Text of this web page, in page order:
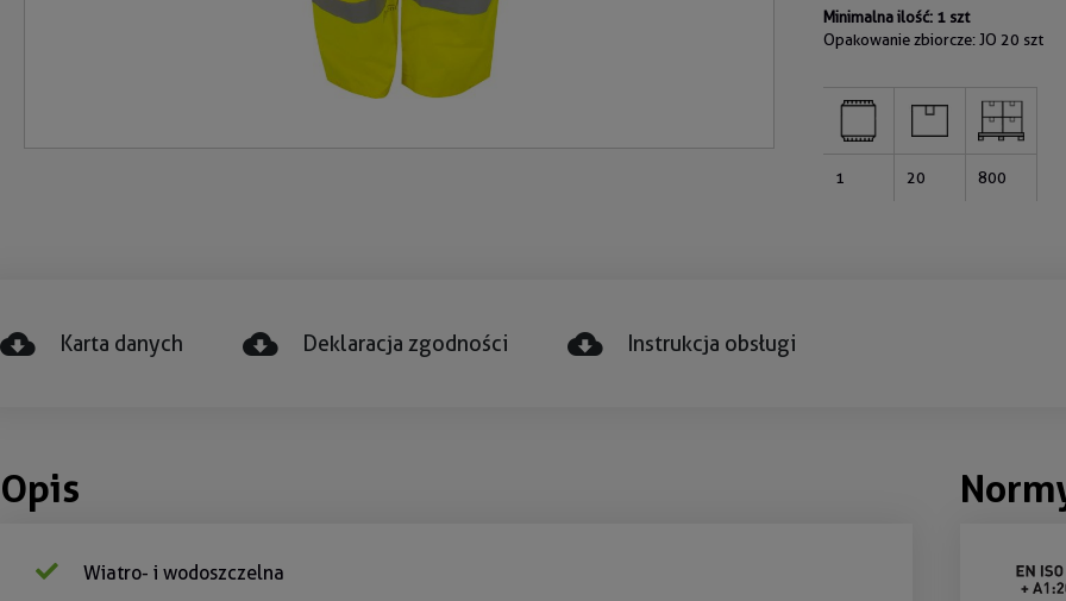
Minimalna ilość: 1 szt
Opakowanie zbiorcze: JO 20 szt
1 20 800
Karta danych Deklaracja zgodności Instrukcja obsługi
Opis
Wiatro- i wodoszczelna